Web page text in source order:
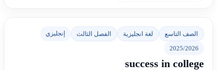
الصف التاسع لغة انجليزية الفصل الثالث إنجليزي
2025/2026
success in college